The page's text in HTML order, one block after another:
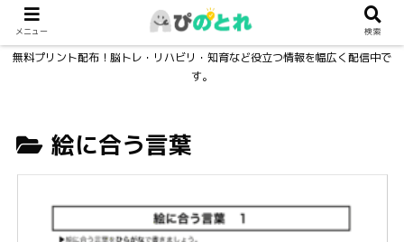
無料プリント配布！脳トレ・リハビリ・知育など役立つ情報を幅広く配信中で
す。
絵に合う言葉
メニュー 検索